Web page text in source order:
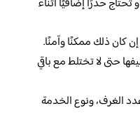
كان ذلك ممكنًا وآمنًا.
حتى لا تختلط مع باقي
الغرف، ونوع الخدمة